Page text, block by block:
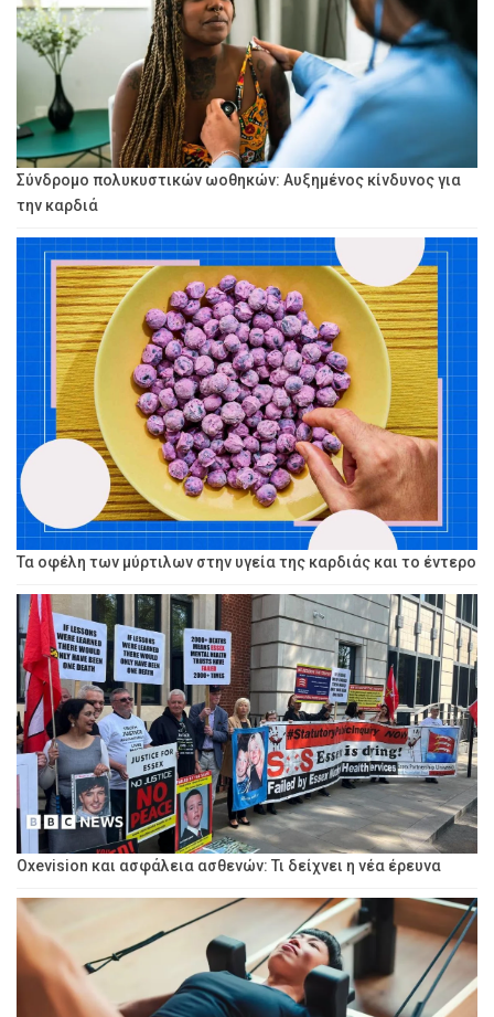
Σύνδρομο πολυκυστικών ωοθηκών: Αυξημένος κίνδυνος για
την καρδιά
Τα οφέλη των μύρτιλων στην υγεία της καρδιάς και το έντερο
Oxevision και ασφάλεια ασθενών: Τι δείχνει η νέα έρευνα